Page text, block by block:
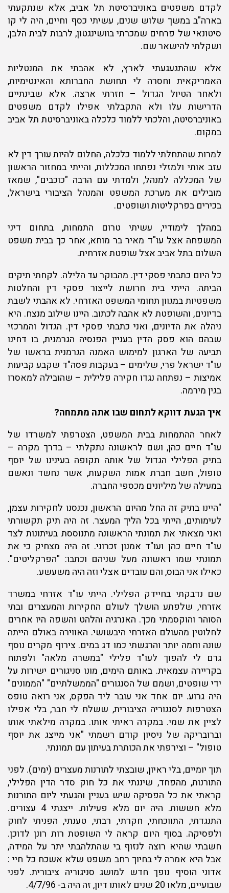
לקדם משפטים באוניברסיטת תל אביב, אלא שנתקעתי
בארה"ב במשך שלוש שנים, עשיתי כסף וחיים, היה לי קו
סיטונאי של פרחים שמכרתי בוושינגטון, לרבות לבית הלבן,
ושקלתי להישאר שם.
אלא שהתגעגעתי לארץ, לא אהבתי את המנטליות
האמריקאית וחסרה לי תחושת החברותא והאינטימיות,
ולאחר הטיול הגדול – חזרתי ארצה. אלא שבינתיים
הדרישות עלו ולא התקבלתי אפילו לקדם משפטים
באוניברסיטה, והלכתי ללמוד כלכלה באוניברסיטת תל אביב
במקום.
למרות שהתחלתי ללמוד כלכלה, החלום להיות עורך דין לא
עזב אותי ולמזלי נפתחו המכללות, והייתי במחזור הראשון
של המכללה למנהל, ולמדתי עם הרבה "כוכבים", שמאז
מובילים את מערכת המשפט והמנהל הציבורי בישראל,
בכירים בפרקליטות ושופטים.
במהלך לימודיי, עשיתי טרום התמחות, בתחום דיני
המשפחה אצל עו"ד מאיר בר מוחא, אחר כך בבית משפט
השלום בתל אביב אצל שופטת אזרחית.
כל היום כתבתי פסקי דין. מהבוקר עד הלילה. לקחתי תיקים
הביתה. הייתי בית חרושת לייצור פסקי דין והחלטות
משפטיות במגוון תחומי המשפט האזרחי. לא אהבתי לשבת
בדיונים, והשופטת לא אהבה לכתוב. היינו שילוב מנצח. היא
ניהלה את הדיונים, ואני כתבתי פסקי דין. הגדול והמרכזי
שבהם הוא פסק הדין בעניין הפנסיה הגרמנית, בו דחינו
תביעה של הארגון למימוש האמנה הגרמנית בראשו של
עו"ד ישראל פרי, שלימים – בעקבות פסה"ד שקבע קביעות
אמיצות – נפתחה נגדו חקירה פלילית – שהובילה למאסרו
בגין מירמה.
איך הגעת דווקא לתחום שבו אתה מתמחה?
לאחר ההתמחות בבית המשפט, הצטרפתי למשרדו של
עו"ד חיים כהן, ושם לראשונה נתקלתי – בדרך מקרה –
בתיק הפלילי הגדול של אותה תקופה בעינינו של יוסף
טופול, חשב חברת אמות השקעות, אשר נחשד ונאשם
במעילה של מיליונים מכספי החברה.
"היינו בתיק זה החל מהיום הראשון, נכנסנו לחקירות עצמן,
לעימותים, הייתי בכל הליך המעצר. זה היה תיק תקשורתי
ואני מצאתי את תמונתי הראשונה מתנוססת בעיתונות לצד
עו"ד חיים כהן ועו"ד אמנון זכרוני. זה היה מצחיק כי את
תמונתי שמו ראשונה מעל שניהם וכתבו: "הפרקליטים".
כאילו אני הבוס, והם עובדים אצלי וזה היה משעשע.
שם נדבקתי בחיידק הפלילי. הייתי עו"ד אזרחי במשרד
אזרחי, שלפתע הושלך לעולם החקירות והמעצרים ובתי
הסוהר והוקסמתי מכך. האנרגיה והלהט והשפה היו אחרים
לחלוטין מהעולם האזרחי היבשושי. האווירה באולם הייתה
שונה וחמה יותר והרגשתי כמו דג במים. צירוף מקרים נוסף
גרם לי להפוך לעו"ד פלילי "במשרה מלאה" ולפתוח
בקריירה עצמאית. באותם הימים, מונו סניגורים ישירות על
ידי שופטים, ושמם של הסנגורים "הממשלתיים" "הממונים"
היה גרוע. יום אחד אני עובר ליד הפקס, אני רואה טופס
הצטרפות לסנגוריה הציבורית, ששלח לי חבר, בלי אפילו
לציין את שמי. במקרה ראיתי אותו. במקרה מילאתי אותו
וברובריקה של ניסיון קודם רשמתי "אני מייצג את יוסף
טופול" – וצירפתי את הכותרת בעיתון עם תמונתי.
תוך יומיים, בלי ראיון, שובצתי לתורנות מעצרים (ימים). לפני
התורנות, מהפחד, שיננתי את כל חוק סדר הדין הפלילי,
קראתי את כל הפסיקה שיש בעניין והגעתי ליום התורנות
מלא חששות. היה יום מלא פעילות. ייצגתי 4 עצורים.
התנגדתי, התווכחתי, חקרתי, רבתי, טענתי, הפניתי לחוק
ולפסיקה. בסוף היום קראה לי השופטת רות רונן לדוכן.
חשבתי שהיא רוצה לנזוף בי שהתלהבתי יתר על המידה,
אבל היא אמרה לי בחיוך רחב משפט שלא אשכח כל חיי :
אדוני הוסיף נופך חדש למושג סניגוריה ציבורית. לפני
שבועיים, מלאו 20 שנים לאותו דיון, זה היה ב- 4/7/96.